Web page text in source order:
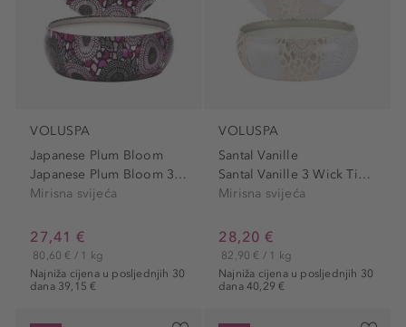
VOLUSPA
Japanese Plum Bloom
Japanese Plum Bloom 3 Wick...
Mirisna svijeća
27,41 €
Najniža cijena u posljednjih 30
dana 39,15 €
80,60 € / 1 kg
VOLUSPA
Santal Vanille
Santal Vanille 3 Wick Tin...
Mirisna svijeća
28,20 €
Najniža cijena u posljednjih 30
dana 40,29 €
82,90 € / 1 kg